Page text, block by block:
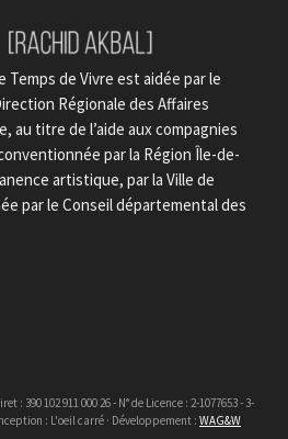
Temps de Vivre est aidée par le
Régionale des Affaires
au titre de l’aide aux compagnies
par la Région Île-de-
artistique, par la Ville de
par le Conseil départemental des
: 390 102 911 000 26 - N° de Licence : 2-1077653 - 3-
: L'oeil carré · Développement : WAG&W